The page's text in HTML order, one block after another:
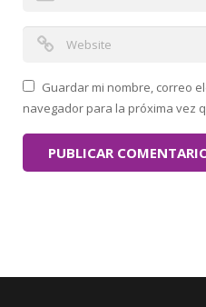
Guardar mi nombre, correo
navegador para la próxima vez